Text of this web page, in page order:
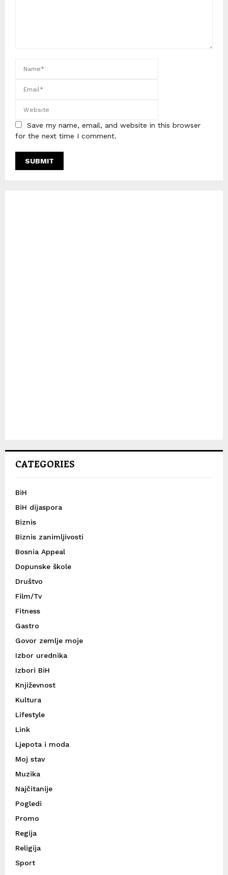
Save my name, email, and website in this browser
for the next time I comment.
CATEGORIES
BiH
BiH dijaspora
Biznis
Biznis zanimljivosti
Bosnia Appeal
Dopunske škole
Društvo
Film/Tv
Fitness
Gastro
Govor zemlje moje
Izbor urednika
Izbori BiH
Književnost
Kultura
Lifestyle
Link
Ljepota i moda
Moj stav
Muzika
Najčitanije
Pogledi
Promo
Regija
Religija
Sport